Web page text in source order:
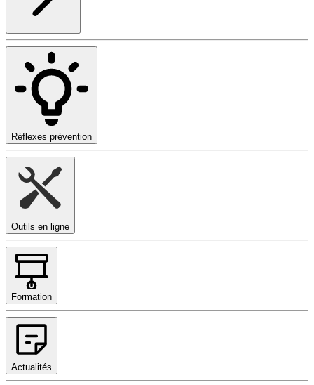
Réflexes prévention
Outils en ligne
Formation
Actualités